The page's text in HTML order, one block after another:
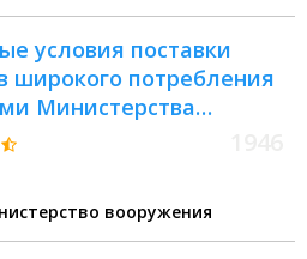
условия поставки
широкого потребления
Министерства
СССР на 1946 год
вооружения